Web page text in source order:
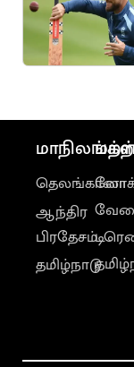
தெலங்கானா
ஆந்திர
பிரதேசம்
தமிழ்நாடு
மற்ற